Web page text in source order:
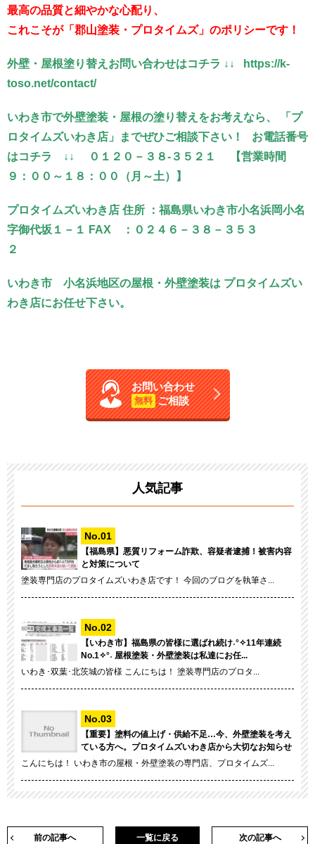
最高の品質と細やかな心配り、
これこそが「郡山塗装・プロタイムズ」のポリシーです！
外壁・屋根塗り替えお問い合わせはコチラ ↓↓ https://k-
toso.net/contact/
いわき市で外壁塗装・屋根の塗り替えをお考えなら、 「プ
ロタイムズいわき店」までぜひご相談下さい！ お電話番号
はコチラ ↓↓ ０１２０－３８-３５２１ 【営業時間
９：００～１８：００（月～土）】
プロタイムズいわき店 住所 ：福島県いわき市小名浜岡小名
字御代坂１－１ FAX ：０２４６－３８－３５３
２
いわき市 小名浜地区の屋根・外壁塗装は プロタイムズい
わき店にお任せ下さい。
お問い合わせ
無料 ご相談
人気記事
【福島県】悪質リフォーム詐欺、容疑者逮捕！被害内容
と対策について
塗装専門店のプロタイムズいわき店です！ 今回のブログを執筆さ...
【いわき市】福島県の皆様に選ばれ続け˖°✧11年連続
No.1✧°˖ 屋根塗装・外壁塗装は私達にお任...
いわき･双葉･北茨城の皆様 こんにちは！ 塗装専門店のプロタ...
【重要】塗料の値上げ・供給不足…今、外壁塗装を考え
ている方へ。プロタイムズいわき店から大切なお知らせ
こんにちは！ いわき市の屋根・外壁塗装の専門店、プロタイムズ...
前の記事へ 次の記事へ
一覧に戻る